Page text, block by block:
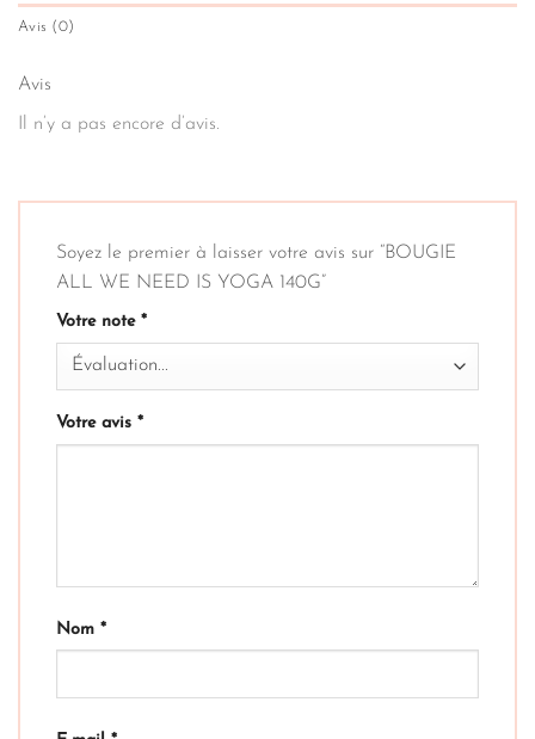
Avis (0)
Avis
Il n’y a pas encore d’avis.
Soyez le premier à laisser votre avis sur “BOUGIE
ALL WE NEED IS YOGA 140G”
Votre note *
Votre avis *
Nom *